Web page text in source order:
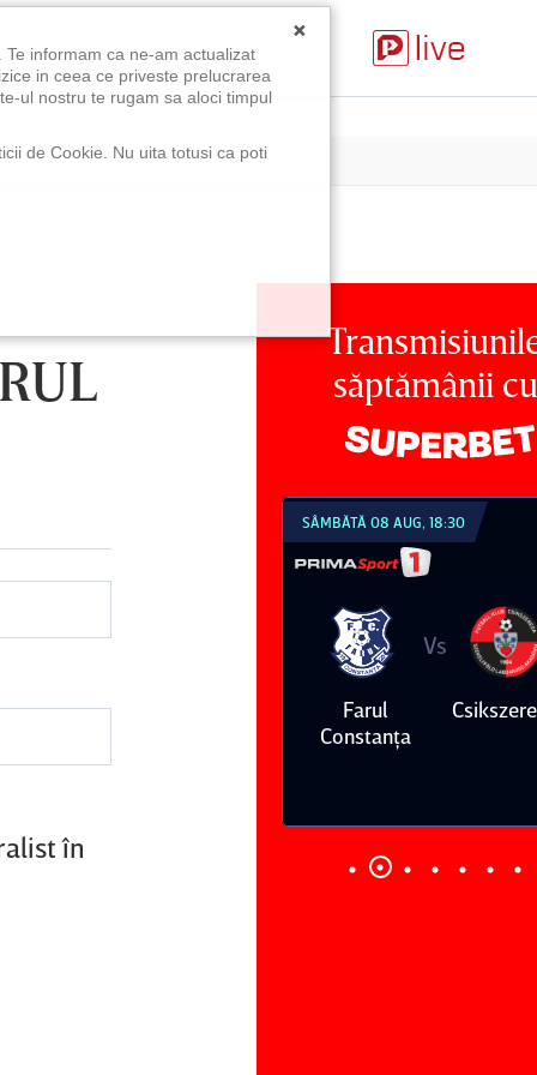
în
săptămânii cu
Farul
Vs
SÂMBĂTĂ 08 AUG, 21:30
Dinamo
Vs
FC
×
informam ca ne-am actualizat
in ceea ce priveste prelucrarea
ul nostru te rugam sa aloci timpul
de Cookie. Nu uita totusi ca poti